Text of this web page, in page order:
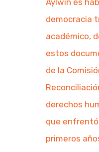
democracia
académico,
estos
de la
derechos
que
primeros